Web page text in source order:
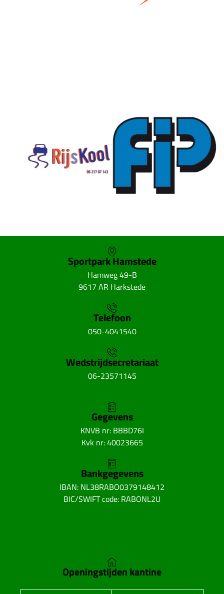
Sportpark Hamstede
Hamweg 49-B
9617 AR Harkstede
Telefoon
050-4041540
Wedstrijdsecretariaat
06-23571145
Gegevens
KNVB nr: BBBD76I
Kvk nr: 40023665
Bankgegevens
IBAN: NL38RABO0379148412
BIC/SWIFT code: RABONL2U
Openingstijden kantine